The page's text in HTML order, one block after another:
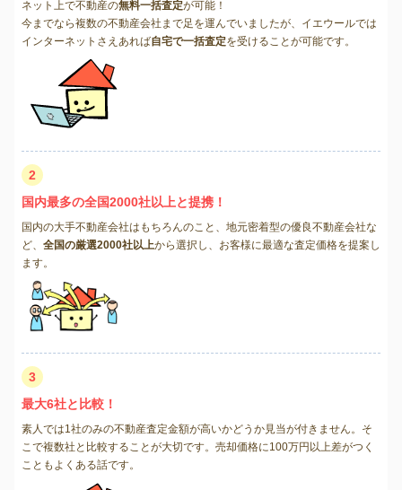
ネット上で不動産の無料一括査定が可能！
今までなら複数の不動産会社まで足を運んでいましたが、イエウールでは
インターネットさえあれば自宅で一括査定を受けることが可能です。
2
国内最多の全国2000社以上と提携！
国内の大手不動産会社はもちろんのこと、地元密着型の優良不動産会社な
ど、 全国の厳選2000社以上から選択し、お客様に最適な査定価格を提案し
ます。
3
最大6社と比較！
素人では1社のみの不動産査定金額が高いかどうか見当が付きません。そ
こで複数社と比較することが大切です。売却価格に100万円以上差がつく
こともよくある話です。